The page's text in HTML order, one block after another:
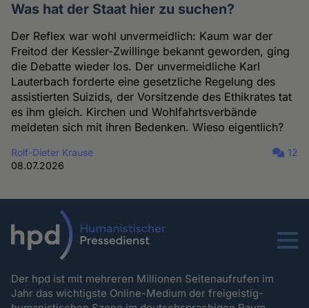
Was hat der Staat hier zu suchen?
Der Reflex war wohl unvermeidlich: Kaum war der
Freitod der Kessler-Zwillinge bekannt geworden, ging
die Debatte wieder los. Der unvermeidliche Karl
Lauterbach forderte eine gesetzliche Regelung des
assistierten Suizids, der Vorsitzende des Ethikrates tat
es ihm gleich. Kirchen und Wohlfahrtsverbände
meldeten sich mit ihren Bedenken. Wieso eigentlich?
Rolf-Dieter Krause
08.07.2026
12
Menu
Der hpd ist mit mehreren Millionen Seitenaufrufen im
Jahr das wichtigste Online-Medium der freigeistig-